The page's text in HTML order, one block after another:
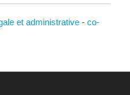
et administrative- co-